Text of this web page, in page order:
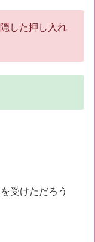
した押し入れ
受けただろう